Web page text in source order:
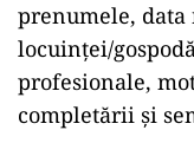
prenumele, data
locuinţei/
profesionale,
completării şi